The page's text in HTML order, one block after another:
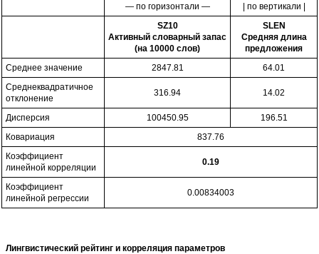
— по горизонтали —
| по вертикали |
SZ10
Активный словарный запас
(на 10000 слов)
SLEN
Средняя длина
предложения
Среднее значение
2847.81
64.01
Среднеквадратичное
отклонение
316.94 14.02
Дисперсия 100450.95
196.51
Ковариация
837.76
Коэффициент
линейной корреляции
0.19
Коэффициент
линейной регрессии
0.00834003
Лингвистический рейтинг и корреляция параметров